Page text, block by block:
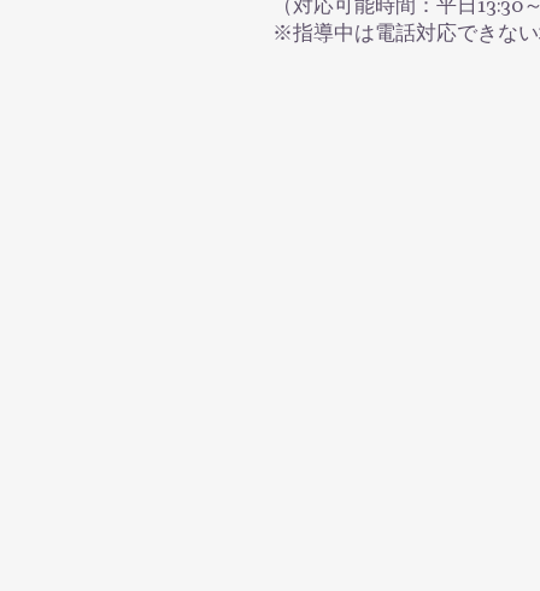
（対応可能時間：平日13:30～
※指導中は電話対応できない場合